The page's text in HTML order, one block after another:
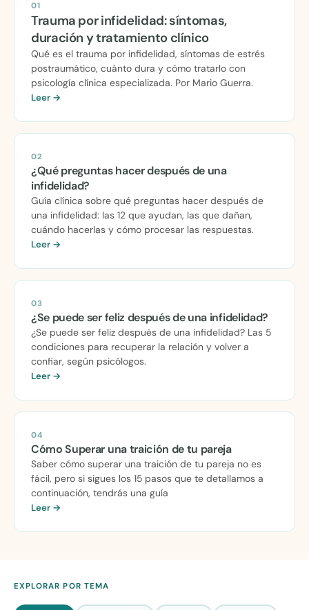
01
Trauma por infidelidad: síntomas,
duración y tratamiento clínico
Qué es el trauma por infidelidad, síntomas de estrés
postraumático, cuánto dura y cómo tratarlo con
psicología clínica especializada. Por Mario Guerra.
Leer →
02
¿Qué preguntas hacer después de una
infidelidad?
Guía clínica sobre qué preguntas hacer después de
una infidelidad: las 12 que ayudan, las que dañan,
cuándo hacerlas y cómo procesar las respuestas.
Leer →
03
¿Se puede ser feliz después de una infidelidad?
¿Se puede ser feliz después de una infidelidad? Las 5
condiciones para recuperar la relación y volver a
confiar, según psicólogos.
Leer →
04
Cómo Superar una traición de tu pareja
Saber cómo superar una traición de tu pareja no es
fácil, pero si sigues los 15 pasos que te detallamos a
continuación, tendrás una guía
Leer →
EXPLORAR POR TEMA